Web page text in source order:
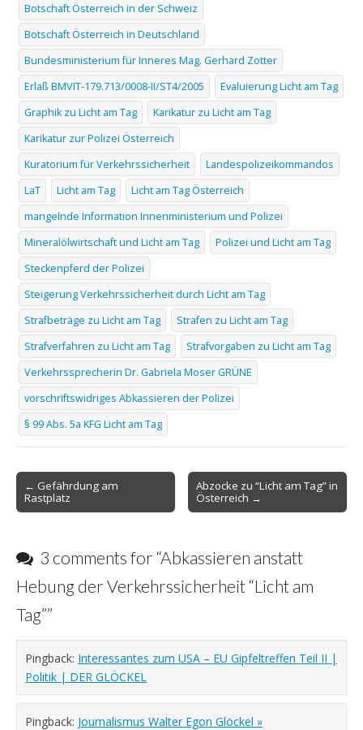
Botschaft Österreich in der Schweiz
Botschaft Österreich in Deutschland
Bundesministerium für Inneres Mag. Gerhard Zotter
Erlaß BMVIT-179.713/0008-II/ST4/2005
Evaluierung Licht am Tag
Graphik zu Licht am Tag
Karikatur zu Licht am Tag
Karikatur zur Polizei Österreich
Kuratorium für Verkehrssicherheit
Landespolizeikommandos
LaT
Licht am Tag
Licht am Tag Österreich
mangelnde Information Innenministerium und Polizei
Mineralölwirtschaft und Licht am Tag
Polizei und Licht am Tag
Steckenpferd der Polizei
Steigerung Verkehrssicherheit durch Licht am Tag
Strafbeträge zu Licht am Tag
Strafen zu Licht am Tag
Strafverfahren zu Licht am Tag
Strafvorgaben zu Licht am Tag
Verkehrssprecherin Dr. Gabriela Moser GRÜNE
vorschriftswidriges Abkassieren der Polizei
§ 99 Abs. 5a KFG Licht am Tag
Post
navigation
← Gefährdung am
Rastplatz
Abzocke zu “Licht am Tag” in
Österreich →
3 comments for “Abkassieren anstatt
Hebung der Verkehrssicherheit “Licht am
Tag””
Pingback: Interessantes zum USA – EU Gipfeltreffen Teil II |
Politik | DER GLÖCKEL
Pingback: Journalismus Walter Egon Glöckel »